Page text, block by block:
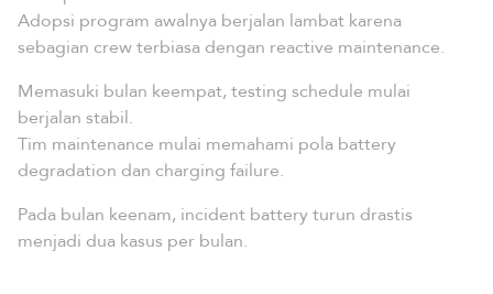
Adopsi program awalnya berjalan lambat karena
sebagian crew terbiasa dengan reactive maintenance.
Memasuki bulan keempat, testing schedule mulai
berjalan stabil.
Tim maintenance mulai memahami pola battery
degradation dan charging failure.
Pada bulan keenam, incident battery turun drastis
menjadi dua kasus per bulan.